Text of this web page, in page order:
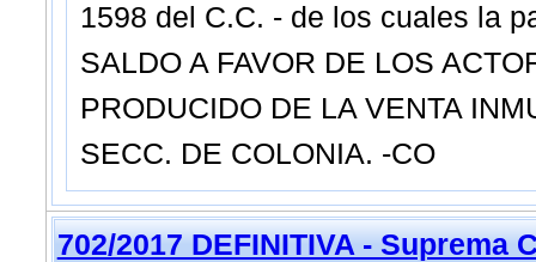
1598 del C.C. - de los cuales la
SALDO A FAVOR DE LOS
PRODUCIDO DE LA VENTA
SECC. DE COLONIA. -CO
702/2017 DEFINITIVA - Suprema